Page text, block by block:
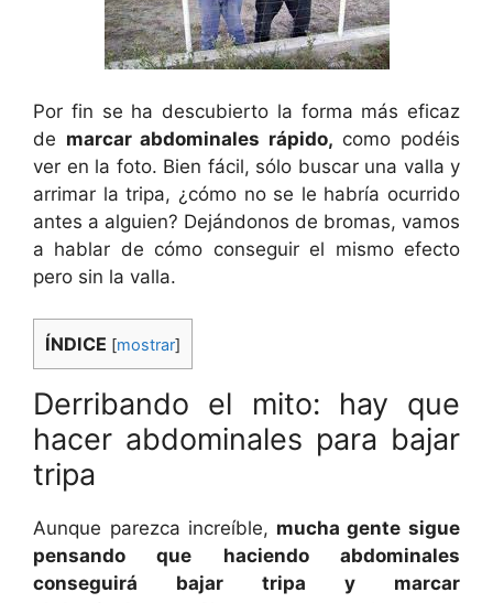
Por fin se ha descubierto la forma más eficaz
de marcar abdominales rápido, como podéis
ver en la foto. Bien fácil, sólo buscar una valla y
arrimar la tripa, ¿cómo no se le habría ocurrido
antes a alguien? Dejándonos de bromas, vamos
a hablar de cómo conseguir el mismo efecto
pero sin la valla.
ÍNDICE [mostrar]
Derribando el mito: hay que
hacer abdominales para bajar
tripa
Aunque parezca increíble, mucha gente sigue
pensando que haciendo abdominales
conseguirá bajar tripa y marcar